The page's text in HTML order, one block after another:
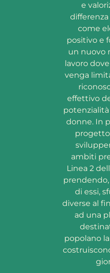
e
come
positivo e
un nuovo
lavoro
venga
effettivo
donne. In
progetto
ambiti
Linea 2
di essi,
diverse al
ad una
popolano